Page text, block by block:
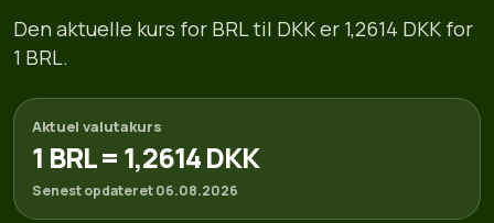
Den aktuelle kurs for BRL til DKK er 1,2614 DKK for
1 BRL.
Aktuel valutakurs
1 BRL = 1,2614 DKK
Senest opdateret 06.08.2026